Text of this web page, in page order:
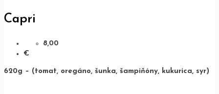
Capri
8,00
€
620g – (tomat, oregáno, šunka, šampiňóny, kukurica, syr)